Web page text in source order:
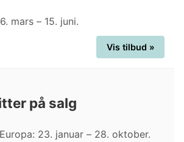
mars – 15. juni.
Vis tilbud »
på salg
23. januar – 28. oktober.